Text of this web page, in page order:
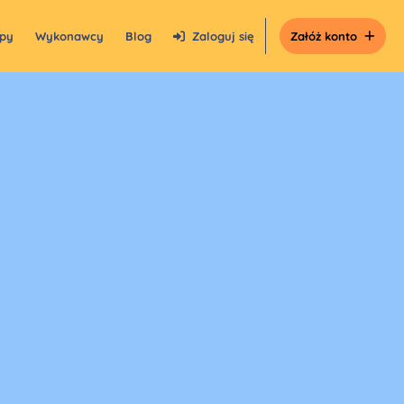
Wykonawcy Blog Zaloguj się Załóż konto